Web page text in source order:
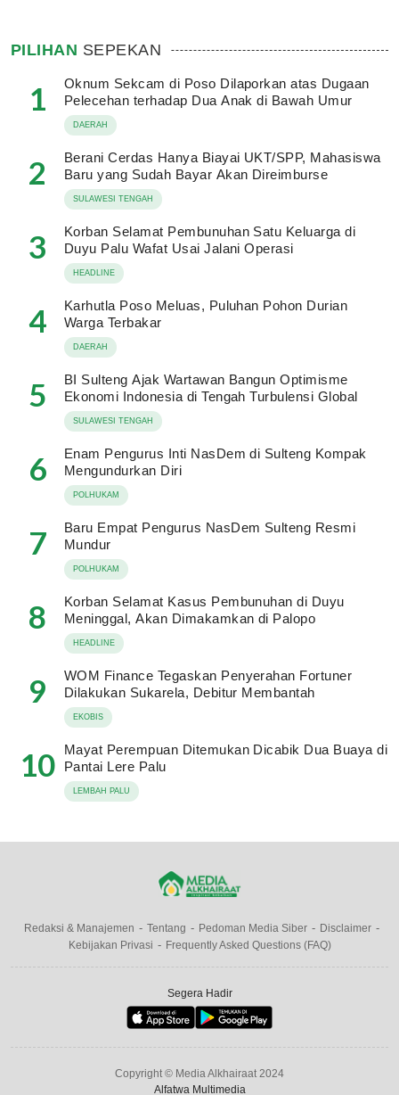
PILIHAN SEPEKAN
1
Oknum Sekcam di Poso Dilaporkan atas Dugaan
Pelecehan terhadap Dua Anak di Bawah Umur
DAERAH
2
Berani Cerdas Hanya Biayai UKT/SPP, Mahasiswa
Baru yang Sudah Bayar Akan Direimburse
SULAWESI TENGAH
3
Korban Selamat Pembunuhan Satu Keluarga di
Duyu Palu Wafat Usai Jalani Operasi
HEADLINE
4
Karhutla Poso Meluas, Puluhan Pohon Durian
Warga Terbakar
DAERAH
5
BI Sulteng Ajak Wartawan Bangun Optimisme
Ekonomi Indonesia di Tengah Turbulensi Global
SULAWESI TENGAH
6
Enam Pengurus Inti NasDem di Sulteng Kompak
Mengundurkan Diri
POLHUKAM
7
Baru Empat Pengurus NasDem Sulteng Resmi
Mundur
POLHUKAM
8
Korban Selamat Kasus Pembunuhan di Duyu
Meninggal, Akan Dimakamkan di Palopo
HEADLINE
9
WOM Finance Tegaskan Penyerahan Fortuner
Dilakukan Sukarela, Debitur Membantah
EKOBIS
10
Mayat Perempuan Ditemukan Dicabik Dua Buaya di
Pantai Lere Palu
LEMBAH PALU
Redaksi & Manajemen Tentang Pedoman Media Siber
Disclaimer
Kebijakan Privasi
Frequently Asked Questions (FAQ)
Segera Hadir
Copyright © Media Alkhairaat 2024
Alfatwa Multimedia